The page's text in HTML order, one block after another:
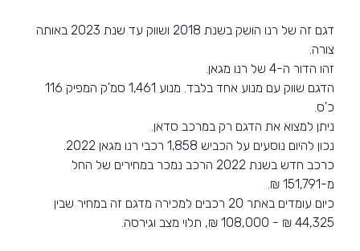
דגם זה של רנו הושק בשנת 2018 ושווק עד שנת 2023 באותה
צורה.
זהו הדור ה-4 של רנו מגאן.
הדגם שווק עם מנוע אחד בלבד. מנוע 1,461 סמ'ק המפיק 116
כ'ס.
ניתן למצוא את הדגם רק במרכב סדאן.
נכון להיום נוסעים על הכביש 1,858 רכבי רנו מגאן 2022.
כרכב חדש בשנת 2022 הרכב נמכר במחירים של החל
מ-151,791 ₪.
כיום עומדים באתר 20 רכבים למכירה מדגם זה במחיר שבין
44,325 ₪ - 108,000 ₪, תלוי מצב וגירסה.